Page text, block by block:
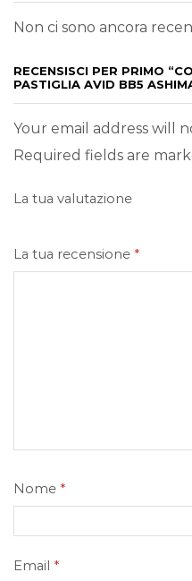
Non ci sono ancora
RECENSISCI PER PRIMO
PASTIGLIA AVID BB5
Your email address will
Required fields are
La tua valutazione
La tua recensione *
Nome *
Email *